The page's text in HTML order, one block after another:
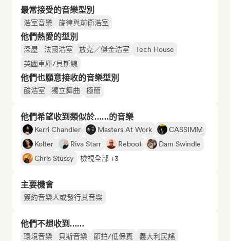
最常接受的音樂型別
浩室音樂 旋律與前衛浩室
他們熱愛的型別
深屋 法國浩室 放克／傑金浩室
Tech House
英國車庫/貝斯線
他們也願意接收的音樂型別
酸浩室 獨立舞曲 極簡
他們希望收到類似於……的音樂
Kerri Chandler Masters At Work
CASSIMM
Kolter
Riva Starr Reboot
Dam Swindle
Chris Stussy
檢視全部 +3
主要機會
簽約音樂人或發行其音樂
他們不想收到……
環境音樂 貝斯音樂 節拍/低保真
義大利民謠